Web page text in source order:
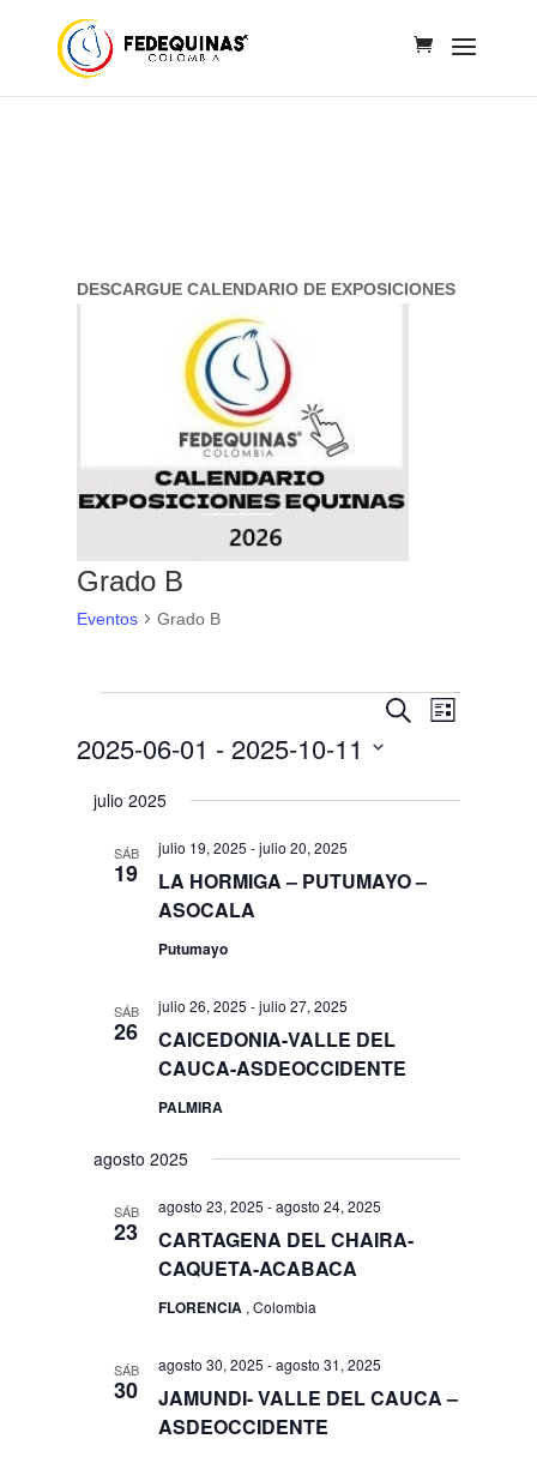
DESCARGUE CALENDARIO DE EXPOSICIONES
Grado B
Eventos Grado B
de
y
Eventos
Buscar
de
Evento
Lista
2025-06-01 - 2025-10-11
julio 2025
SÁB
19
LA HORMIGA – PUTUMAYO –
ASOCALA
julio 19, 2025 -julio 20, 2025
Putumayo
SÁB
26
CAICEDONIA-VALLE DEL
CAUCA-ASDEOCCIDENTE
julio 26, 2025 -julio 27, 2025
PALMIRA
agosto 2025
SÁB
23
CARTAGENA DEL CHAIRA-
CAQUETA-ACABACA
agosto 23, 2025 -agosto 24, 2025
FLORENCIA , Colombia
SÁB
30
JAMUNDI- VALLE DEL CAUCA –
ASDEOCCIDENTE
agosto 30, 2025 -agosto 31, 2025